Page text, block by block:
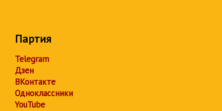
Партия
Telegram
Дзен
ВКонтакте
Одноклассники
YouTube